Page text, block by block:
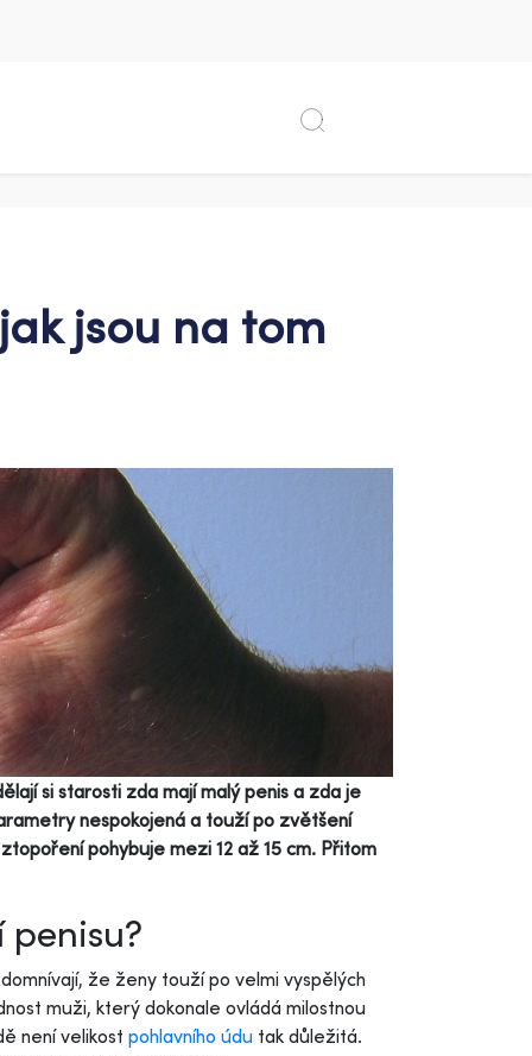
jsou na tom
si starosti zda mají malý penis a zda je
nespokojená a touží po zvětšení
pohybuje mezi 12 až 15 cm. Přitom
penisu?
že ženy touží po velmi vyspělých
muži, který dokonale ovládá milostnou
není velikost pohlavního údu tak důležitá.